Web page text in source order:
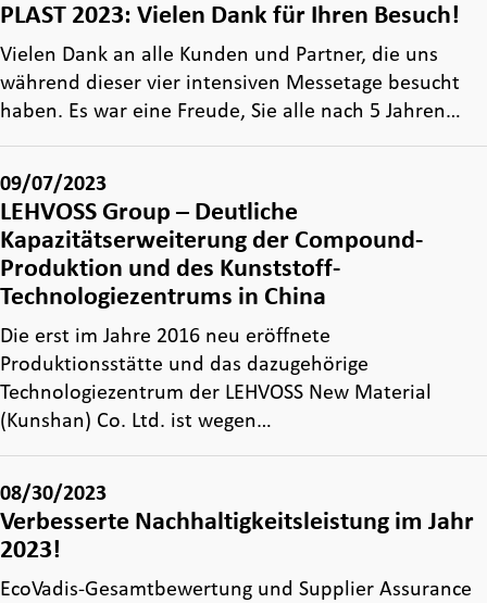
PLAST 2023: Vielen Dank für Ihren Besuch!
Vielen Dank an alle Kunden und Partner, die uns
während dieser vier intensiven Messetage besucht
haben. Es war eine Freude, Sie alle nach 5 Jahren…
09/07/2023
LEHVOSS Group – Deutliche
Kapazitätserweiterung der Compound-
Produktion und des Kunststoff-
Technologiezentrums in China
Die erst im Jahre 2016 neu eröffnete
Produktionsstätte und das dazugehörige
Technologiezentrum der LEHVOSS New Material
(Kunshan) Co. Ltd. ist wegen…
08/30/2023
Verbesserte Nachhaltigkeitsleistung im Jahr
2023!
EcoVadis-Gesamtbewertung und Supplier Assurance